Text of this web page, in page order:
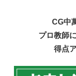
CG中
プロ教師
得点